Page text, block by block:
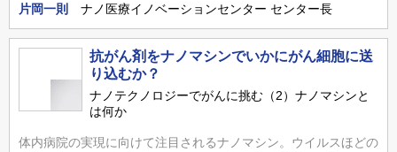
片岡一則 ナノ医療イノベーションセンター センター長
抗がん剤をナノマシンでいかにがん細胞に送
り込むか？
ナノテクノロジーでがんに挑む（2）ナノマシンと
は何か
体内病院の実現に向けて注目されるナノマシン。ウイルスほどの